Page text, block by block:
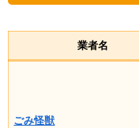
業者名
ごみ怪獣